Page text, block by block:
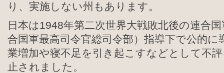
り、実施しない州もあります。
日本は1948年第二次世界大戦敗北後の連合
合国軍最高司令官総司令部）指導下で公的
業増加や寝不足を引き起こすなどとして不
止されました。